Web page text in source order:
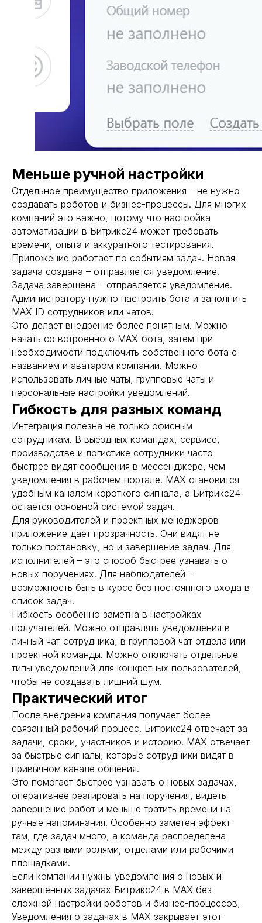
Меньше ручной настройки
Отдельное преимущество приложения – не нужно
создавать роботов и бизнес-процессы. Для многих
компаний это важно, потому что настройка
автоматизации в Битрикс24 может требовать
времени, опыта и аккуратного тестирования.
Приложение работает по событиям задач. Новая
задача создана – отправляется уведомление.
Задача завершена – отправляется уведомление.
Администратору нужно настроить бота и заполнить
MAX ID сотрудников или чатов.
Это делает внедрение более понятным. Можно
начать со встроенного MAX-бота, затем при
необходимости подключить собственного бота с
названием и аватаром компании. Можно
использовать личные чаты, групповые чаты и
персональные настройки уведомлений.
Гибкость для разных команд
Интеграция полезна не только офисным
сотрудникам. В выездных командах, сервисе,
производстве и логистике сотрудники часто
быстрее видят сообщения в мессенджере, чем
уведомления в рабочем портале. MAX становится
удобным каналом короткого сигнала, а Битрикс24
остается основной системой задач.
Для руководителей и проектных менеджеров
приложение дает прозрачность. Они видят не
только постановку, но и завершение задач. Для
исполнителей – это способ быстрее узнавать о
новых поручениях. Для наблюдателей –
возможность быть в курсе без постоянного входа в
список задач.
Гибкость особенно заметна в настройках
получателей. Можно отправлять уведомления в
личный чат сотрудника, в групповой чат отдела или
проектной команды. Можно отключать отдельные
типы уведомлений для конкретных пользователей,
чтобы не создавать лишний шум.
Практический итог
После внедрения компания получает более
связанный рабочий процесс. Битрикс24 отвечает за
задачи, сроки, участников и историю. MAX отвечает
за быстрые сигналы, которые сотрудники видят в
привычном канале общения.
Это помогает быстрее узнавать о новых задачах,
оперативнее реагировать на поручения, видеть
завершение работ и меньше тратить времени на
ручные напоминания. Особенно заметен эффект
там, где задач много, а команда распределена
между разными ролями, отделами или рабочими
площадками.
Если компании нужны уведомления о новых и
завершенных задачах Битрикс24 в MAX без
сложной настройки роботов и бизнес-процессов,
Уведомления о задачах в MAX закрывает этот